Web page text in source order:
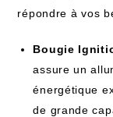
répondre à vos
Bougie
assure un
énergétique
de grande